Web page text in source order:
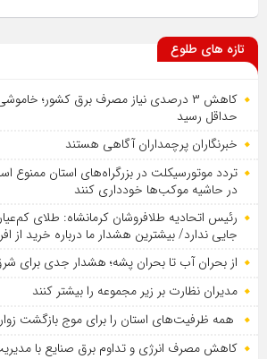
تازه های طلوع
کاهش ۳ درصدی نیاز مصرف برق کشور؛
حداقل رسید
خبرنگاران پرچمداران آگاهی هستند
تردد موتورسیکلت در بزرگراه‌های استان ممنوع
در حاشیه موکب‌ها خودداری کنند
رئیس اتحادیه طلافروشان کرمانشاه: طلای
جایی ندارد/ بیشترین هشدار ما درباره خرید از
از بحران آب تا بحران پشه؛ هشدار جدی برای
مدیران نظارت بر زیر مجموعه را بیشتر کنند
همه ظرفیت‌های استان را برای موج بازگشت زوار
کاهش مصرف انرژی و تداوم برق صنایع با